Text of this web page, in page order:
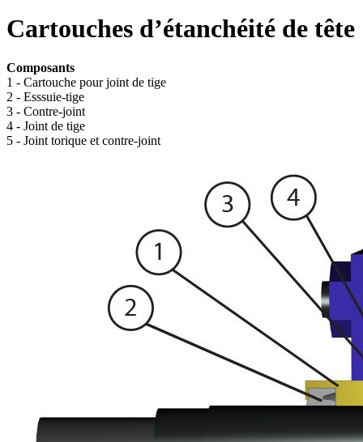
Cartouches d’étanchéité de tête
Composants
1 - Cartouche pour joint de tige
2 - Esssuie-tige
3 - Contre-joint
4 - Joint de tige
5 - Joint torique et contre-joint